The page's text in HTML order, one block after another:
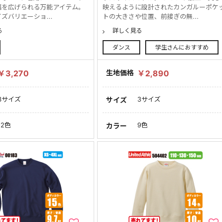
広げられる万能アイテム。
バリエーショ...
3,270
イズ
色
映えるように設計されたカンガルーポケ
トの大きさや位置、前接ぎの無...
詳しく見る
ダンス 学生さんにおすすめ
生地価格 ￥2,890
サイズ 3サイズ
カラー 9色